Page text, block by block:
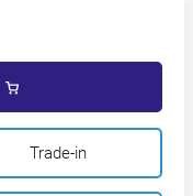
Trade-in